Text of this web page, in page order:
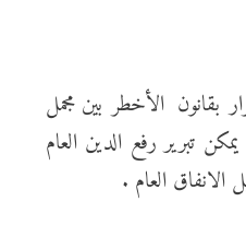
2025م بتعديل قانون الدين العام رقم (24) لسنة 2005م، هو القرار بقانون الأخطر بين مجمل
تبرير رفع الدين العام